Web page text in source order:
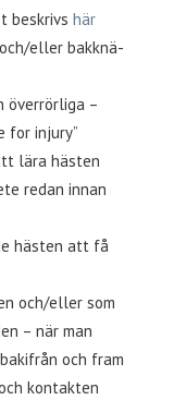
beskrivs här
eller bakknä-
överrörliga –
for injury”
lära hästen
redan innan
hästen att få
och/eller som
– när man
och fram
kontakten